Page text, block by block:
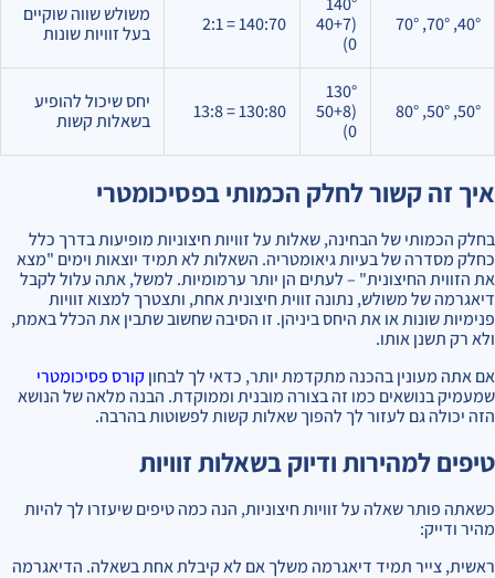
40°, 70°, 70°
(40+7
0)
140:70 = 2:1
משולש שווה שוקיים
בעל זוויות שונות
50°, 50°, 80°
130°
(50+8
0)
130:80 = 13:8
יחס שיכול להופיע
בשאלות קשות
איך זה קשור לחלק הכמותי בפסיכומטרי
בחלק הכמותי של הבחינה, שאלות על זוויות חיצוניות מופיעות בדרך כלל
כחלק מסדרה של בעיות גיאומטריה. השאלות לא תמיד יוצאות וימים "מצא
את הזווית החיצונית" – לעתים הן יותר ערמומיות. למשל, אתה עלול לקבל
דיאגרמה של משולש, נתונה זווית חיצונית אחת, ותצטרך למצוא זוויות
פנימיות שונות או את היחס ביניהן. זו הסיבה שחשוב שתבין את הכלל באמת,
ולא רק תשנן אותו.
אם אתה מעונין בהכנה מתקדמת יותר, כדאי לך לבחוןקורס פסיכומטרי
שמעמיק בנושאים כמו זה בצורה מובנית וממוקדת. הבנה מלאה של הנושא
הזה יכולה גם לעזור לך להפוך שאלות קשות לפשוטות בהרבה.
טיפים למהירות ודיוק בשאלות זוויות
כשאתה פותר שאלה על זוויות חיצוניות, הנה כמה טיפים שיעזרו לך להיות
מהיר ודייק:
ראשית, צייר תמיד דיאגרמה משלך אם לא קיבלת אחת בשאלה. הדיאגרמה